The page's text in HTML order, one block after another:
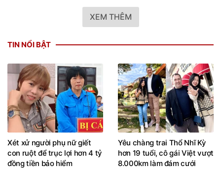
XEM THÊM
TIN NỔI BẬT
Xét xử người phụ nữ giết
con ruột để trục lợi hơn 4 tỷ
đồng tiền bảo hiểm
Yêu chàng trai Thổ Nhĩ Kỳ
hơn 19 tuổi, cô gái Việt vượt
8.000km làm đám cưới